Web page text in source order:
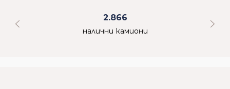
2.866
налични камиони